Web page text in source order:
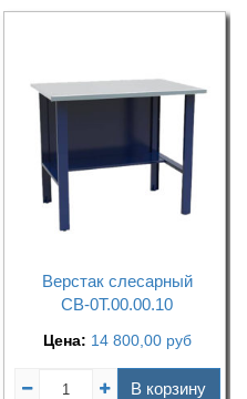
Верстак слесарный
СВ-0Т.00.00.10
Цена: 14 800,00 руб
В корзину